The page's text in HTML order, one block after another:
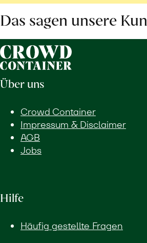
Das sagen unsere
Über uns
Crowd Container
Impressum & Disclaimer
AGB
Jobs
Hilfe
Häufig gestellte Fragen